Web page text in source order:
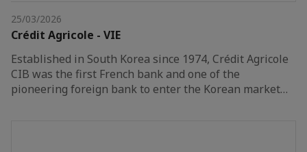
25/03/2026
Crédit Agricole - VIE
Established in South Korea since 1974, Crédit Agricole
CIB was the first French bank and one of the
pioneering foreign bank to enter the Korean market…